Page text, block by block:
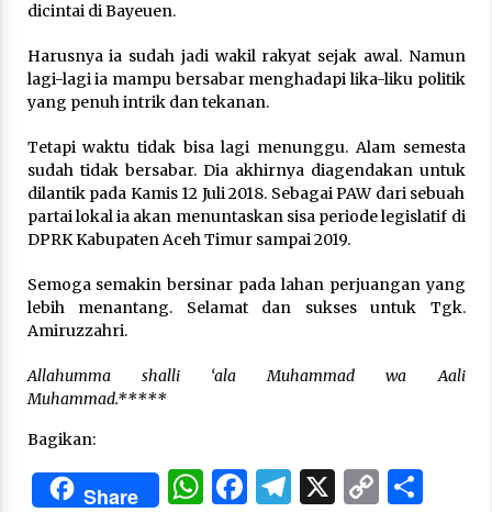
dicintai di Bayeuen.
Harusnya ia sudah jadi wakil rakyat sejak awal. Namun
lagi-lagi ia mampu bersabar menghadapi lika-liku politik
yang penuh intrik dan tekanan.
Tetapi waktu tidak bisa lagi menunggu. Alam semesta
sudah tidak bersabar. Dia akhirnya diagendakan untuk
dilantik pada Kamis 12 Juli 2018. Sebagai PAW dari sebuah
partai lokal ia akan menuntaskan sisa periode legislatif di
DPRK Kabupaten Aceh Timur sampai 2019.
Semoga semakin bersinar pada lahan perjuangan yang
lebih menantang. Selamat dan sukses untuk Tgk.
Amiruzzahri.
Allahumma shalli ‘ala Muhammad wa Aali
Muhammad.*****
Bagikan:
Share WhatsApp
Facebook
Telegram
X Copy